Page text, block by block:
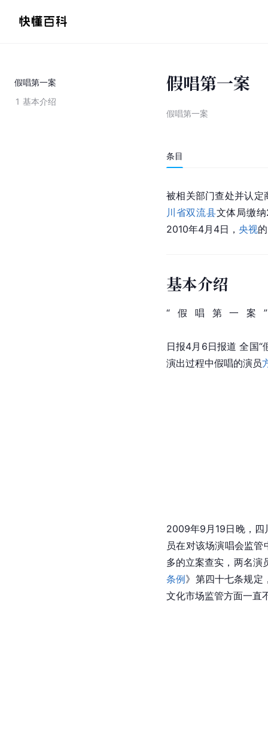
假唱第一案
1 基本介绍
假唱第一案
假唱第一案
条目
被相关部门查处并认
川省双流县文体局缴
2010年4月4日， 央视
基本介绍
“假唱第一
日报4月6日报道 全国“
演出过程中假唱的演员
2009年9月19日晚，四
员在对该场演唱会监
多的立案查实，两名演
条例》第四十七条规定
文化市场监管方面一直